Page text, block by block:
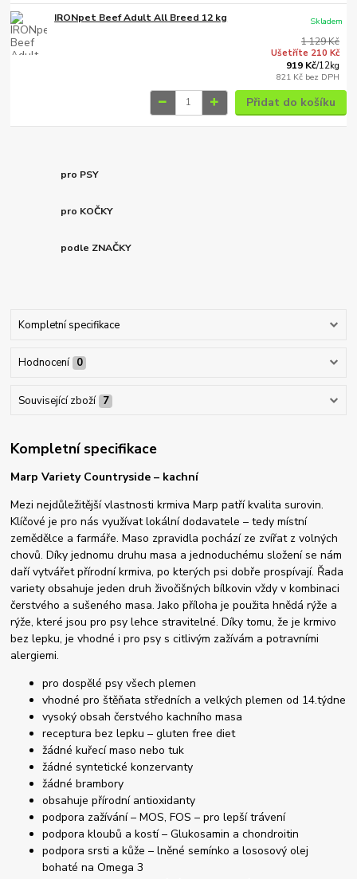
IRONpet Beef Adult All Breed 12 kg
1 129 Kč
Ušetříte 210 Kč
919 Kč/12kg
821 Kč bez DPH
Skladem
Přidat do košíku
pro PSY
pro KOČKY
podle ZNAČKY
Kompletní specifikace
Hodnocení 0
Související zboží 7
Kompletní specifikace
Marp Variety Countryside – kachní
Mezi nejdůležitější vlastnosti krmiva Marp patří kvalita surovin.
Klíčové je pro nás využívat lokální dodavatele – tedy místní
zemědělce a farmáře. Maso zpravidla pochází ze zvířat z volných
chovů. Díky jednomu druhu masa a jednoduchému složení se nám
daří vytvářet přírodní krmiva, po kterých psi dobře prospívají. Řada
variety obsahuje jeden druh živočišných bílkovin vždy v kombinaci
čerstvého a sušeného masa. Jako příloha je použita hnědá rýže a
rýže, které jsou pro psy lehce stravitelné. Díky tomu, že je krmivo
bez lepku, je vhodné i pro psy s citlivým zažívám a potravními
alergiemi.
pro dospělé psy všech plemen
vhodné pro štěňata středních a velkých plemen od 14.týdne
vysoký obsah čerstvého kachního masa
receptura bez lepku – gluten free diet
žádné kuřecí maso nebo tuk
žádné syntetické konzervanty
žádné brambory
obsahuje přírodní antioxidanty
podpora zažívání – MOS, FOS – pro lepší trávení
podpora kloubů a kostí – Glukosamin a chondroitin
podpora srsti a kůže – lněné semínko a lososový olej
bohaté na Omega 3